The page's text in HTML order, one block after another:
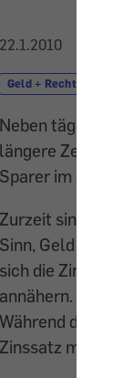
22.1.2010
Geld + Recht
Neben täglich
längere Zeit
Sparer im Auge
Zurzeit sind die
Sinn, Geld für
sich die
annähern. Eine
Während
Zinssatz